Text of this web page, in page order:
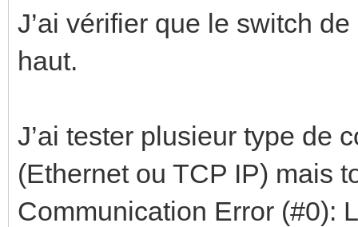
J’ai vérifier que le switch
haut.
J’ai tester plusieur type de
(Ethernet ou TCP IP) mais
Communication Error (#0):